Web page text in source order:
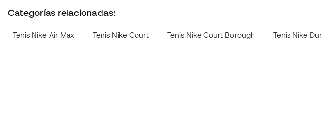
Categorías relacionadas:
Tenis Nike Air Max Tenis Nike Court Tenis Nike Court Borough Tenis Nike